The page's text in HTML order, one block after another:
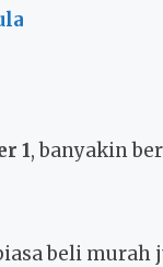
1, banyakin
beli murah